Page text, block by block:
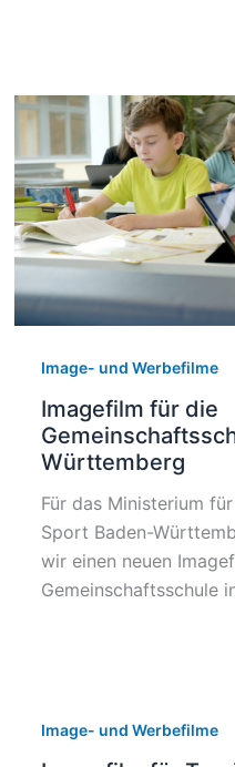
Image- und Werbefilme
Imagefilm für die
Württemberg
Für das Ministerium
Sport Baden-
wir einen neuen
Gemeinschaftsschule
Image- und Werbefilme